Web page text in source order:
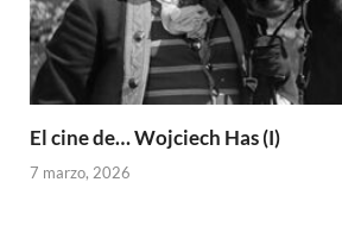
El cine de… Wojciech Has (I)
7 marzo, 2026